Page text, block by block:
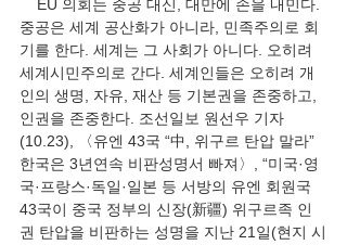
중공은 세계 공산화가 아니라, 민족주의로 회
기를 한다. 세계는 그 사회가 아니다. 오히려
세계시민주의로 간다. 세계인들은 오히려 개
인의 생명, 자유, 재산 등 기본권을 존중하고,
인권을 존중한다. 조선일보 원선우 기자
(10.23), 〈유엔 43국 “中, 위구르 탄압 말라”
한국은 3년연속 비판성명서 빠져〉, “미국·영
국·프랑스·독일·일본 등 서방의 유엔 회원국
43국이 중국 정부의 신장(新疆) 위구르족 인
권 탄압을 비판하는 성명을 지난 21일(현지 시